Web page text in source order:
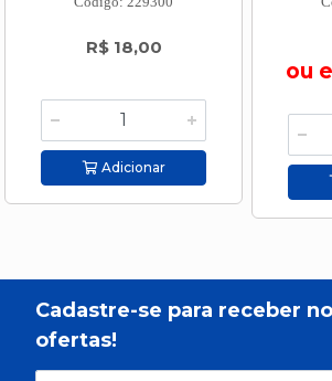
R$ 18,00
Adicionar
ou
Cadastre-se para receber
ofertas!